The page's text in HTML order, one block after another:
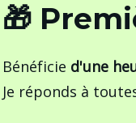
🎁
Bénéficie d'une
Je réponds à